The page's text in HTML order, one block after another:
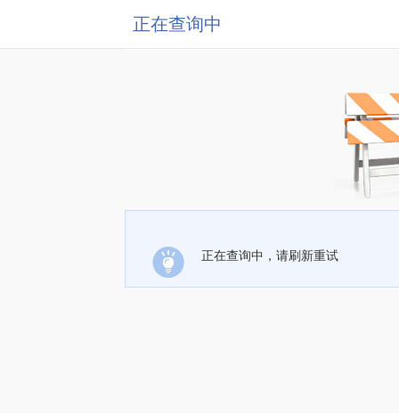
正在查询中
正在查询中，请刷新重试